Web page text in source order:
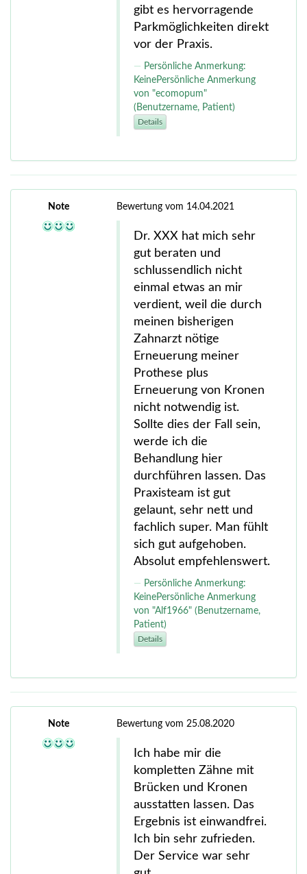
gibt es hervorragende
Parkmöglichkeiten direkt
vor der Praxis.
Persönliche Anmerkung:
KeinePersönliche Anmerkung
von "ecomopum"
(Benutzername, Patient)
Details
Note Bewertung vom 14.04.2021
Dr. XXX hat mich sehr
gut beraten und
schlussendlich nicht
einmal etwas an mir
verdient, weil die durch
meinen bisherigen
Zahnarzt nötige
Erneuerung meiner
Prothese plus
Erneuerung von Kronen
nicht notwendig ist.
Sollte dies der Fall sein,
werde ich die
Behandlung hier
durchführen lassen. Das
Praxisteam ist gut
gelaunt, sehr nett und
fachlich super. Man fühlt
sich gut aufgehoben.
Absolut empfehlenswert.
Persönliche Anmerkung:
KeinePersönliche Anmerkung
von "Alf1966" (Benutzername,
Patient)
Details
Note Bewertung vom 25.08.2020
Ich habe mir die
kompletten Zähne mit
Brücken und Kronen
ausstatten lassen. Das
Ergebnis ist einwandfrei.
Ich bin sehr zufrieden.
Der Service war sehr